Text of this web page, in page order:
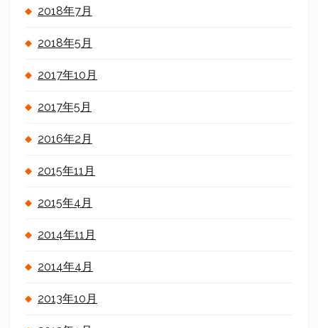
2018年7月
2018年5月
2017年10月
2017年5月
2016年2月
2015年11月
2015年4月
2014年11月
2014年4月
2013年10月